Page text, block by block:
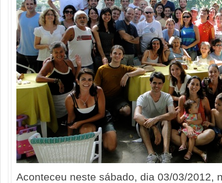
Aconteceu neste sábado, dia 03/03/2012,